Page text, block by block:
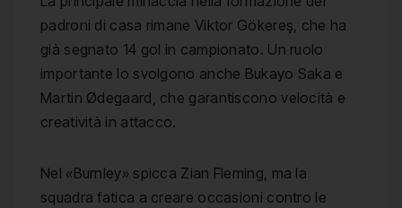
padroni di casa rimane Viktor Gökereş, che ha
già segnato 14 gol in campionato. Un ruolo
importante lo svolgono anche Bukayo Saka e
Martin Ødegaard, che garantiscono velocità e
creatività in attacco.
Nel «Burnley» spicca Zian Fleming, ma la
squadra fatica a creare occasioni contro le